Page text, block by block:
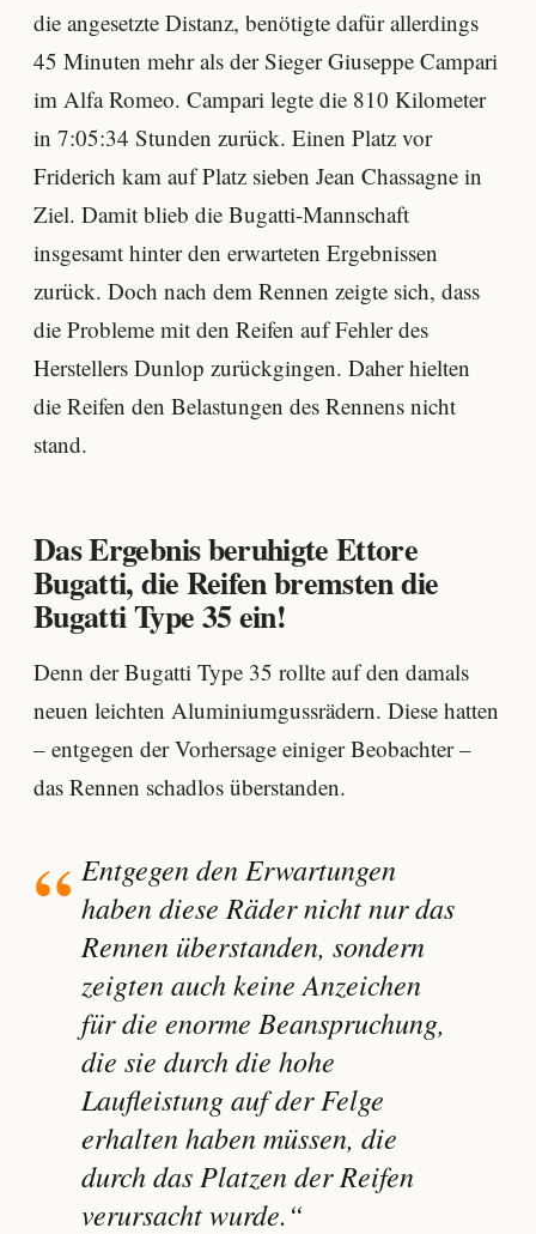
die angesetzte Distanz, benötigte dafür allerdings
45 Minuten mehr als der Sieger Giuseppe Campari
im Alfa Romeo. Campari legte die 810 Kilometer
in 7:05:34 Stunden zurück. Einen Platz vor
Friderich kam auf Platz sieben Jean Chassagne in
Ziel. Damit blieb die Bugatti-Mannschaft
insgesamt hinter den erwarteten Ergebnissen
zurück. Doch nach dem Rennen zeigte sich, dass
die Probleme mit den Reifen auf Fehler des
Herstellers Dunlop zurückgingen. Daher hielten
die Reifen den Belastungen des Rennens nicht
stand.
Das Ergebnis beruhigte Ettore
Bugatti, die Reifen bremsten die
Bugatti Type 35 ein!
Denn der Bugatti Type 35 rollte auf den damals
neuen leichten Aluminiumgussrädern. Diese hatten
– entgegen der Vorhersage einiger Beobachter –
das Rennen schadlos überstanden.
Entgegen den Erwartungen
haben diese Räder nicht nur das
Rennen überstanden, sondern
zeigten auch keine Anzeichen
für die enorme Beanspruchung,
die sie durch die hohe
Laufleistung auf der Felge
erhalten haben müssen, die
durch das Platzen der Reifen
verursacht wurde.“